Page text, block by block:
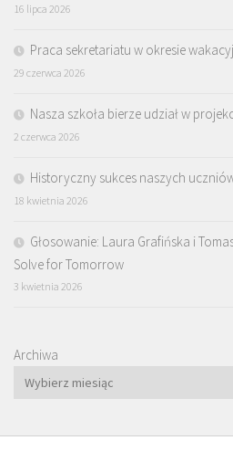
16 lipca 2026
Praca sekretariatu w okresie
29 czerwca 2026
Nasza szkoła bierze udział w
2 czerwca 2026
Historyczny sukces naszych
18 kwietnia 2026
Głosowanie: Laura Grafińska i
Solve for Tomorrow
3 kwietnia 2026
Archiwa